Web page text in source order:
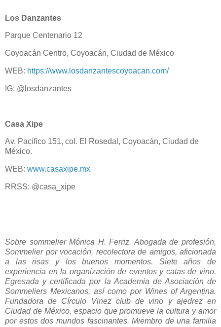
Los Danzantes
Parque Centenario 12
Coyoacán Centro, Coyoacán, Ciudad de México
WEB: https://www.losdanzantescoyoacan.com/
IG: @losdanzantes
Casa Xipe
Av. Pacífico 151, col. El Rosedal, Coyoacán, Ciudad de
México.
WEB: www.casaxipe.mx
RRSS: @casa_xipe
Sobre sommelier Mónica H. Ferriz. Abogada de profesión,
Sommelier por vocación, recolectora de amigos, aficionada
a las risas y los buenos momentos. Siete años de
experiencia en la organización de eventos y catas de vino.
Egresada y certificada por la Academia de Asociación de
Sommeliers Mexicanos, así como por Wines of Argentina.
Fundadora de Círculo Vinez club de vino y ajedrez en
Ciudad de México, espacio que promueve la cultura y amor
por estos dos mundos fascinantes. Miembro de una familia